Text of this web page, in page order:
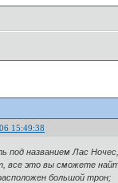
15:49:38
под названием Лас
все это вы сможете
большой трон;